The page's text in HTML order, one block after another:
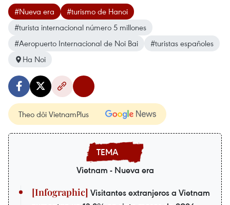
#Nueva era
#turismo de Hanoi
#turista internacional número 5 millones
#Aeropuerto Internacional de Noi Bai
#turistas españoles
Ha Noi
Theo dõi VietnamPlus
Vietnam - Nueva era
Visitantes extranjeros a Vietnam